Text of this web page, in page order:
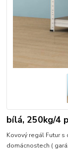
bílá, 250kg/4
Kovový regál Futur
domácnostech (